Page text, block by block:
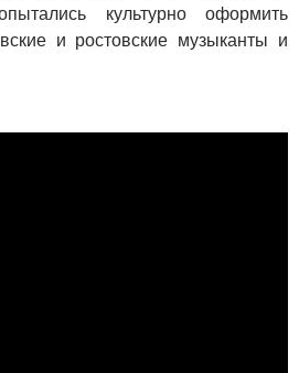
культурно оформить
и ростовские музыканты и